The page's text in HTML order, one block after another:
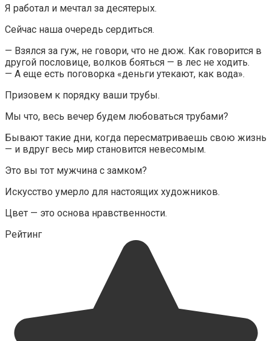
Я работал и мечтал за десятерых.
Сейчас наша очередь сердиться.
— Взялся за гуж, не говори, что не дюж. Как говорится в
другой пословице, волков бояться — в лес не ходить.
— А еще есть поговорка «деньги утекают, как вода».
Призовем к порядку ваши трубы.
Мы что, весь вечер будем любоваться трубами?
Бывают такие дни, когда пересматриваешь свою жизнь
— и вдруг весь мир становится невесомым.
Это вы тот мужчина с замком?
Искусство умерло для настоящих художников.
Цвет — это основа нравственности.
Рейтинг